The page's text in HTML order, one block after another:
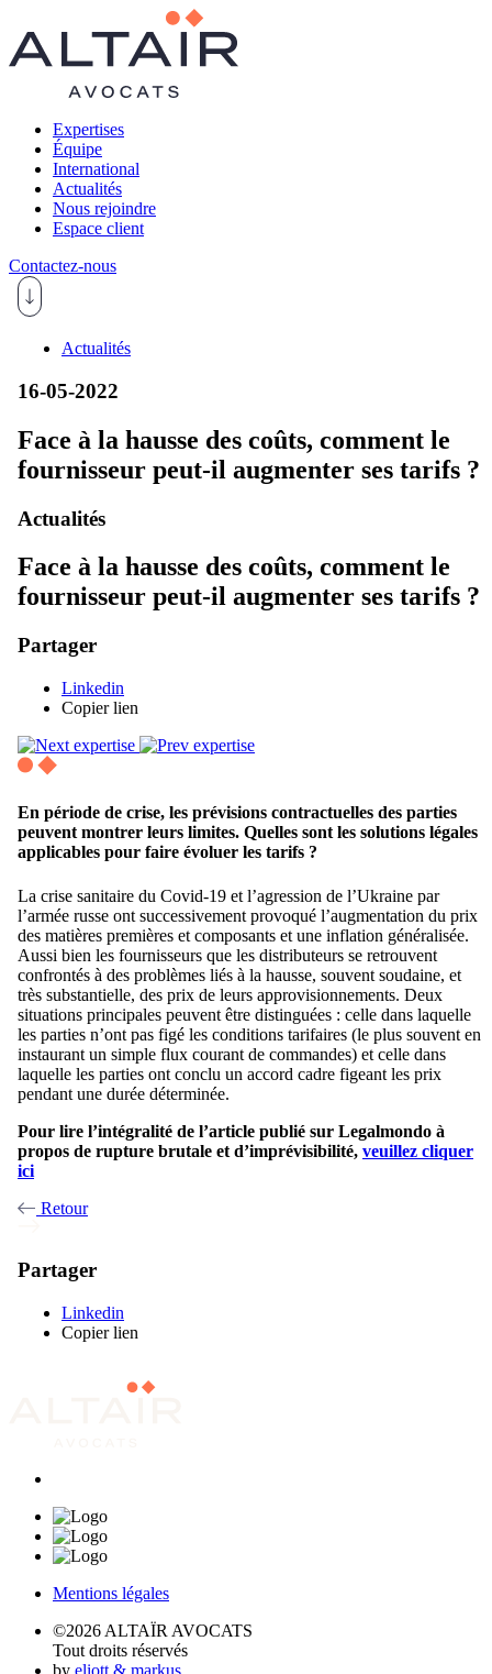
Expertises
Équipe
International
Actualités
Nous rejoindre
Espace client
Contactez-nous
Actualités
16-05-2022
Face à la hausse des coûts, comment le
fournisseur peut-il augmenter ses tarifs ?
Actualités
Face à la hausse des coûts, comment le
fournisseur peut-il augmenter ses tarifs ?
Partager
Linkedin
Copier lien
En période de crise, les prévisions contractuelles des parties
peuvent montrer leurs limites. Quelles sont les solutions légales
applicables pour faire évoluer les tarifs ?
La crise sanitaire du Covid-19 et l’agression de l’Ukraine par
l’armée russe ont successivement provoqué l’augmentation du prix
des matières premières et composants et une inflation généralisée.
Aussi bien les fournisseurs que les distributeurs se retrouvent
confrontés à des problèmes liés à la hausse, souvent soudaine, et
très substantielle, des prix de leurs approvisionnements. Deux
situations principales peuvent être distinguées : celle dans laquelle
les parties n’ont pas figé les conditions tarifaires (le plus souvent en
instaurant un simple flux courant de commandes) et celle dans
laquelle les parties ont conclu un accord cadre figeant les prix
pendant une durée déterminée.
Pour lire l’intégralité de l’article publié sur Legalmondo à
propos de rupture brutale et d’imprévisibilité, veuillez cliquer
ici
Retour
Partager
Linkedin
Copier lien
Mentions légales
©2026 ALTAÏR AVOCATS
Tout droits réservés
by eliott & markus